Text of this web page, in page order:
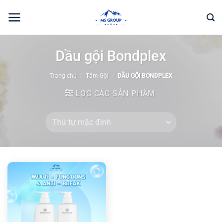
qua
Dầu gội Bondplex
Trang chủ / Tắm Gội / DẦU GỘI BONDPLEX
LỌC CÁC SẢN PHẨM